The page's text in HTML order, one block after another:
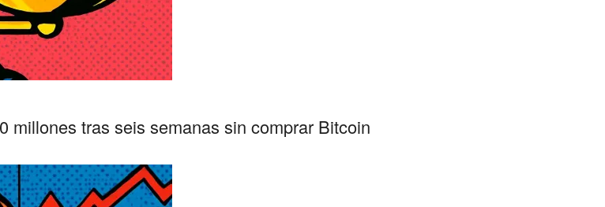
millones tras seis semanas sin comprar Bitcoin